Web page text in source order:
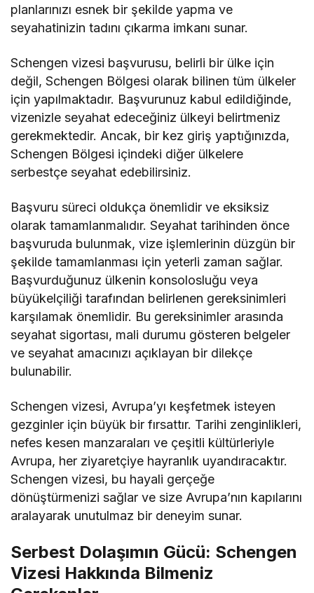
planlarınızı esnek bir şekilde yapma ve
seyahatinizin tadını çıkarma imkanı sunar.
Schengen vizesi başvurusu, belirli bir ülke için
değil, Schengen Bölgesi olarak bilinen tüm ülkeler
için yapılmaktadır. Başvurunuz kabul edildiğinde,
vizenizle seyahat edeceğiniz ülkeyi belirtmeniz
gerekmektedir. Ancak, bir kez giriş yaptığınızda,
Schengen Bölgesi içindeki diğer ülkelere
serbestçe seyahat edebilirsiniz.
Başvuru süreci oldukça önemlidir ve eksiksiz
olarak tamamlanmalıdır. Seyahat tarihinden önce
başvuruda bulunmak, vize işlemlerinin düzgün bir
şekilde tamamlanması için yeterli zaman sağlar.
Başvurduğunuz ülkenin konsolosluğu veya
büyükelçiliği tarafından belirlenen gereksinimleri
karşılamak önemlidir. Bu gereksinimler arasında
seyahat sigortası, mali durumu gösteren belgeler
ve seyahat amacınızı açıklayan bir dilekçe
bulunabilir.
Schengen vizesi, Avrupa’yı keşfetmek isteyen
gezginler için büyük bir fırsattır. Tarihi zenginlikleri,
nefes kesen manzaraları ve çeşitli kültürleriyle
Avrupa, her ziyaretçiye hayranlık uyandıracaktır.
Schengen vizesi, bu hayali gerçeğe
dönüştürmenizi sağlar ve size Avrupa’nın kapılarını
aralayarak unutulmaz bir deneyim sunar.
Serbest Dolaşımın Gücü: Schengen
Vizesi Hakkında Bilmeniz